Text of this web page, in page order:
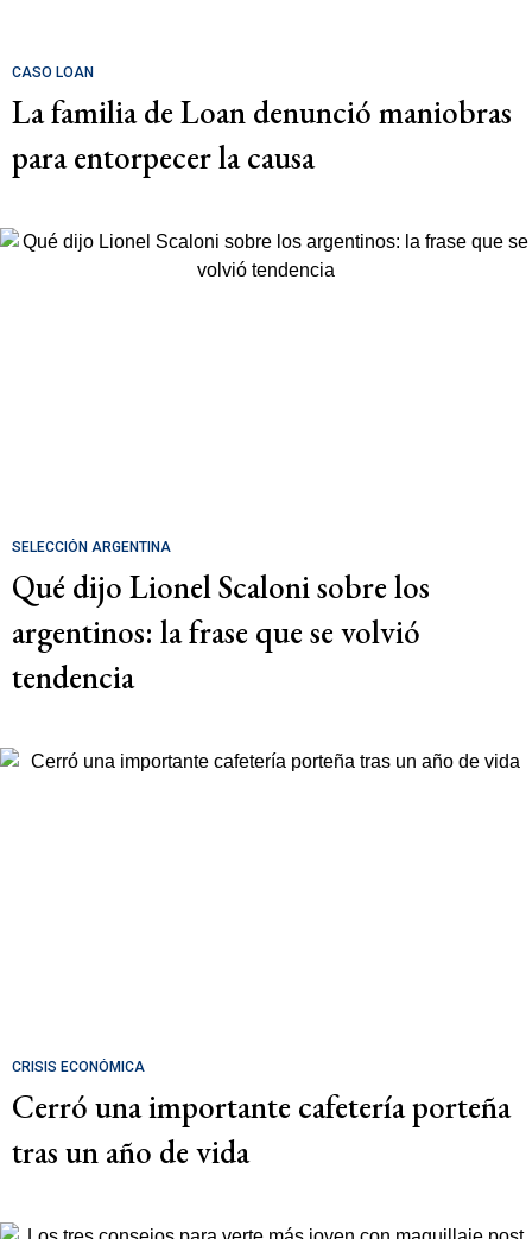
CASO LOAN
La familia de Loan denunció maniobras
para entorpecer la causa
SELECCIÓN ARGENTINA
Qué dijo Lionel Scaloni sobre los
argentinos: la frase que se volvió
tendencia
CRISIS ECONÓMICA
Cerró una importante cafetería porteña
tras un año de vida